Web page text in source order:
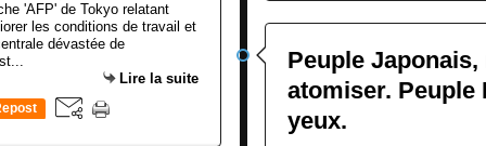
'AFP' de Tokyo relatant
les conditions de travail et
dévastée de
Lire la suite
Peuple
atomiser. Peuple
yeux.